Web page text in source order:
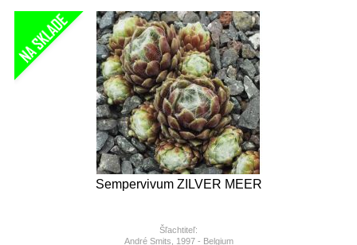
Sempervivum ZILVER MEER
Šľachtiteľ:
André Smits, 1997 - Belgium